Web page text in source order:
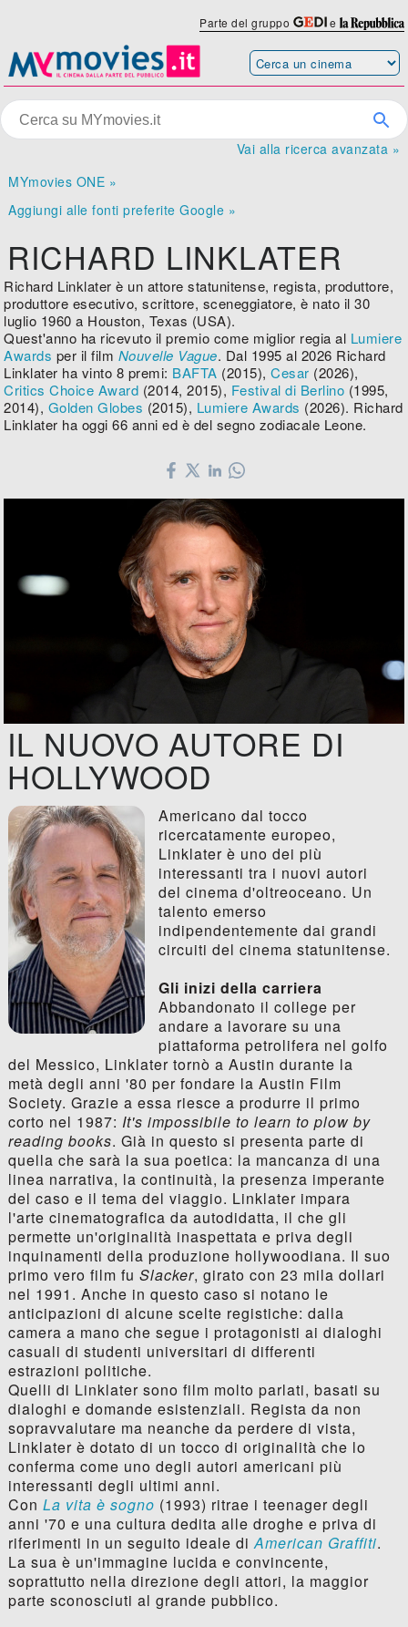
Parte del gruppo e
Vai alla ricerca avanzata »
MYmovies ONE »
Aggiungi alle fonti preferite Google »
RICHARD LINKLATER
Richard Linklater è un attore statunitense, regista, produttore,
produttore esecutivo, scrittore, sceneggiatore, è nato il 30
luglio 1960 a Houston, Texas (USA).
Quest'anno ha ricevuto il premio come miglior regia al Lumiere
Awards per il film Nouvelle Vague. Dal 1995 al 2026 Richard
Linklater ha vinto 8 premi: BAFTA (2015),Cesar (2026),
Critics Choice Award (2014, 2015), Festival di Berlino (1995,
2014), Golden Globes (2015), Lumiere Awards (2026). Richard
Linklater ha oggi 66 anni ed è del segno zodiacale Leone.
IL NUOVO AUTORE DI
HOLLYWOOD
Americano dal tocco
ricercatamente europeo,
Linklater è uno dei più
interessanti tra i nuovi autori
del cinema d'oltreoceano. Un
talento emerso
indipendentemente dai grandi
circuiti del cinema statunitense.
Gli inizi della carriera
Abbandonato il college per
andare a lavorare su una
piattaforma petrolifera nel golfo
del Messico, Linklater tornò a Austin durante la
metà degli anni '80 per fondare la Austin Film
Society. Grazie a essa riesce a produrre il primo
corto nel 1987: It's impossibile to learn to plow by
reading books. Già in questo si presenta parte di
quella che sarà la sua poetica: la mancanza di una
linea narrativa, la continuità, la presenza imperante
del caso e il tema del viaggio. Linklater impara
l'arte cinematografica da autodidatta, il che gli
permette un'originalità inaspettata e priva degli
inquinamenti della produzione hollywoodiana. Il suo
primo vero film fu Slacker, girato con 23 mila dollari
nel 1991. Anche in questo caso si notano le
anticipazioni di alcune scelte registiche: dalla
camera a mano che segue i protagonisti ai dialoghi
casuali di studenti universitari di differenti
estrazioni politiche.
Quelli di Linklater sono film molto parlati, basati su
dialoghi e domande esistenziali. Regista da non
sopravvalutare ma neanche da perdere di vista,
Linklater è dotato di un tocco di originalità che lo
conferma come uno degli autori americani più
interessanti degli ultimi anni.
Con La vita è sogno (1993) ritrae i teenager degli
anni '70 e una cultura dedita alle droghe e priva di
riferimenti in un seguito ideale diAmerican Graffiti.
La sua è un'immagine lucida e convincente,
soprattutto nella direzione degli attori, la maggior
parte sconosciuti al grande pubblico.